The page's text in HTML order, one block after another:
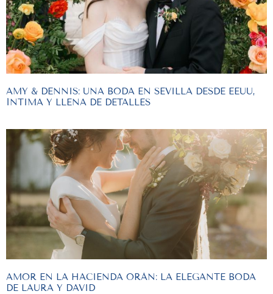
AMY & DENNIS: UNA BODA EN SEVILLA DESDE EEUU,
ÍNTIMA Y LLENA DE DETALLES
AMOR EN LA HACIENDA ORÁN: LA ELEGANTE BODA
DE LAURA Y DAVID